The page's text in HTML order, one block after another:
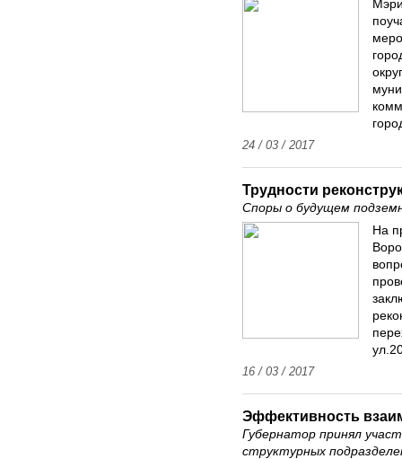
24 / 03 / 2017
Трудности
Споры о будущем
На
16 / 03 / 2017
Эффективность
Губернатор принял
структурных